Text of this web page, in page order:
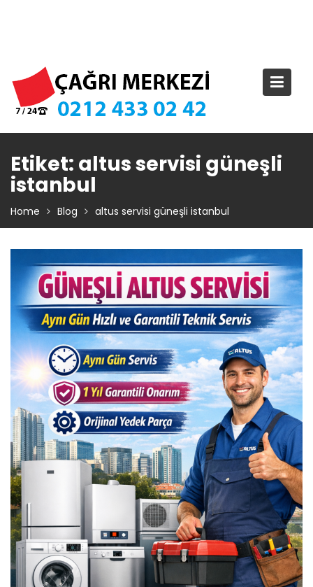
Etiket: altus servisi güneşli
istanbul
Home Blog altus servisi güneşli istanbul